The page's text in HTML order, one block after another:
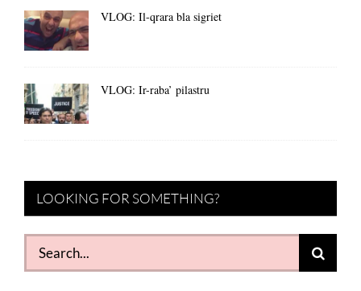
VLOG: Il-qrara bla sigriet
VLOG: Ir-raba’ pilastru
LOOKING FOR SOMETHING?
Search
for: